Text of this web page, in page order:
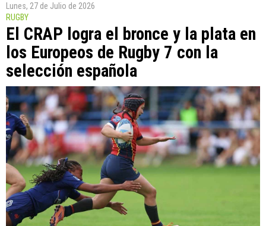
Lunes, 27 de Julio de 2026
RUGBY
El CRAP logra el bronce y la plata en
los Europeos de Rugby 7 con la
selección española